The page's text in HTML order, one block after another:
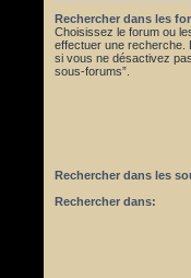
Rechercher dans les
Choisissez le forum ou
effectuer une recherche.
si vous ne désactivez
sous-forums”.
Rechercher dans les
Rechercher dans: